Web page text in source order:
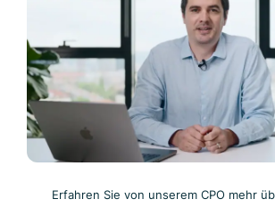
Erfahren Sie von unserem CPO mehr